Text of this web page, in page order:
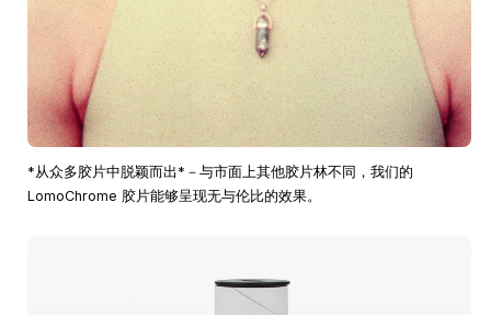
*从众多胶片中脱颖而出*－与市面上其他胶片林不同，我们的
LomoChrome 胶片能够呈现无与伦比的效果。